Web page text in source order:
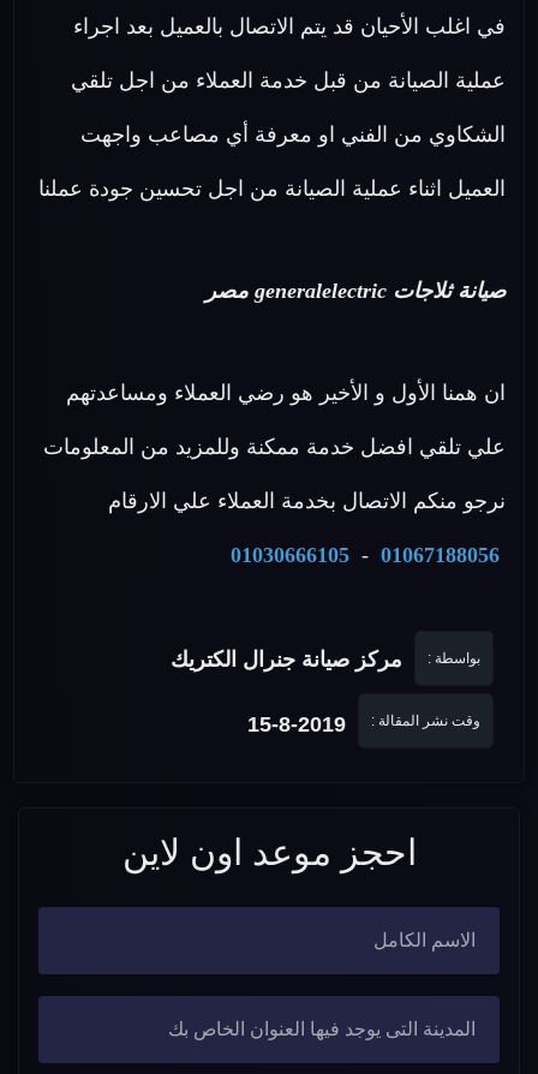
في اغلب الأحيان قد يتم الاتصال بالعميل بعد اجراء
عملية الصيانة من قبل خدمة العملاء من اجل تلقي
الشكاوي من الفني او معرفة أي مصاعب واجهت
العميل اثناء عملية الصيانة من اجل تحسين جودة عملنا
صيانة ثلاجات generalelectric مصر
ان همنا الأول و الأخير هو رضي العملاء ومساعدتهم
علي تلقي افضل خدمة ممكنة وللمزيد من المعلومات
نرجو منكم الاتصال بخدمة العملاء علي الارقام
01067188056
-
01030666105
بواسطة : مركز صيانة جنرال الكتريك
وقت نشر المقالة : 15-8-2019
احجز موعد اون لاين